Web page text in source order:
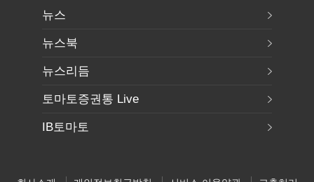
뉴스
뉴스북
뉴스리듬
토마토증권통 Live
IB토마토